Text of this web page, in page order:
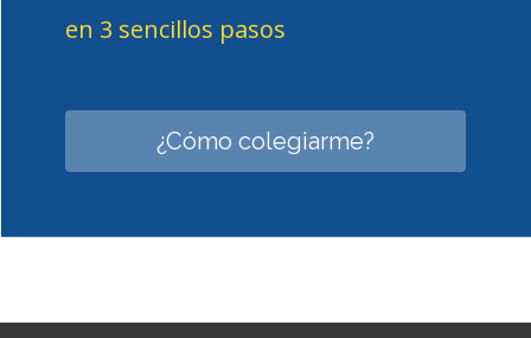
en 3 sencillos pasos
¿Cómo colegiarme?